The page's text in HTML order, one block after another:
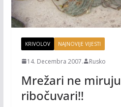
KRIVOLOV NAJNOVIJE VIJESTI
14. Decembra 2007. Rusko
Mrežari ne
ribočuvari!!